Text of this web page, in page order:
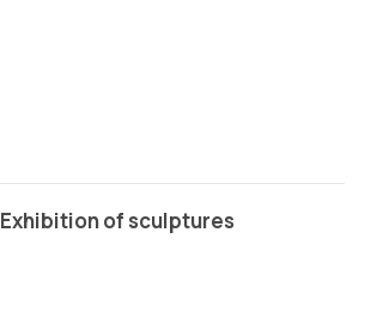
Exhibition of sculptures